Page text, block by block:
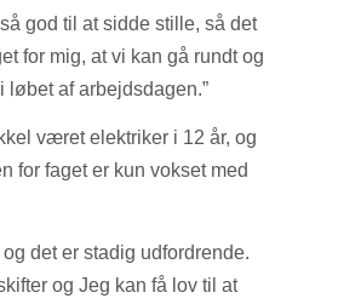
god til at sidde stille, så det
for mig, at vi kan gå rundt og
af arbejdsdagen.”
været elektriker i 12 år, og
for faget er kun vokset med
og det er stadig udfordrende.
og Jeg kan få lov til at